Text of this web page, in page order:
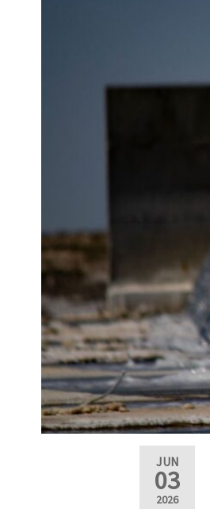
JUN
03
2026